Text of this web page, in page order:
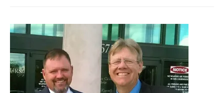
uso
de
los
móviles
en